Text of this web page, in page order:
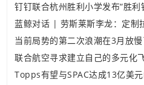
钉钉联合杭州胜利小学发布“胜利
蓝鲸对话 | 劳斯莱斯李龙：定制
当前局势的第二次浪潮在3月放
联合航空寻求建立自己的多元化
Topps有望与SPAC达成13亿美